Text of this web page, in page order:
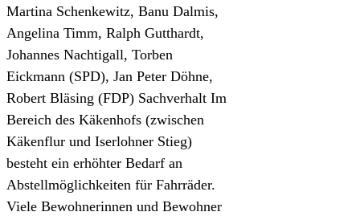
Martina Schenkewitz, Banu Dalmis,
Angelina Timm, Ralph Gutthardt,
Johannes Nachtigall, Torben
Eickmann (SPD), Jan Peter Döhne,
Robert Bläsing (FDP) Sachverhalt Im
Bereich des Käkenhofs (zwischen
Käkenflur und Iserlohner Stieg)
besteht ein erhöhter Bedarf an
Abstellmöglichkeiten für Fahrräder.
Viele Bewohnerinnen und Bewohner